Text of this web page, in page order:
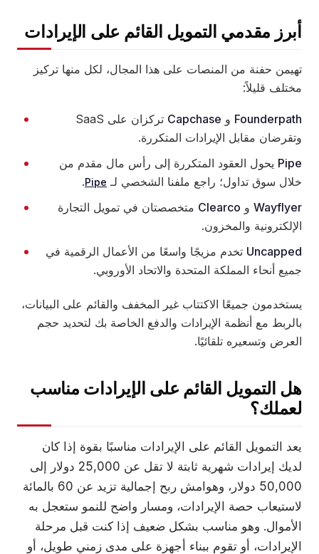
أبرز مقدمي التمويل القائم على الإيرادات
تهيمن حفنة من المنصات على هذا المجال، لكل منها تركيز
مختلف قليلاً:
Founderpath و Capchase
تركزان على SaaS
وتقرضان مقابل الإيرادات المتكررة.
Pipe يحول العقود المتكررة إلى رأس مال مقدم من
خلال سوق تداول؛ راجع ملفنا الشخصي لـ Pipe
.
Wayflyer و Clearco متخصصتان في تمويل التجارة
الإلكترونية والمخزون.
Uncapped تخدم مزيجًا واسعًا من الأعمال الرقمية في
جميع أنحاء المملكة المتحدة والاتحاد الأوروبي.
يستخدمون جميعًا الاكتتاب غير المخفف والقائم على البيانات،
بالربط مع أنظمة الإيرادات والدفع الخاصة بك لتحديد حجم
العرض وتسعيره تلقائيًا.
هل التمويل القائم على الإيرادات مناسب
لعملك؟
يعد التمويل القائم على الإيرادات مناسبًا بقوة إذا كان
لديك إيرادات شهرية ثابتة لا تقل عن 25,000 دولار إلى
50,000 دولار، وهوامش ربح إجمالية تزيد عن 60 بالمائة
لاستيعاب حصة الإيرادات، ومسار واضح للنمو ستعجل به
الأموال. وهو مناسب بشكل ضعيف إذا كنت قبل مرحلة
الإيرادات، أو تقوم ببناء أجهزة على مدى زمني طويل، أو